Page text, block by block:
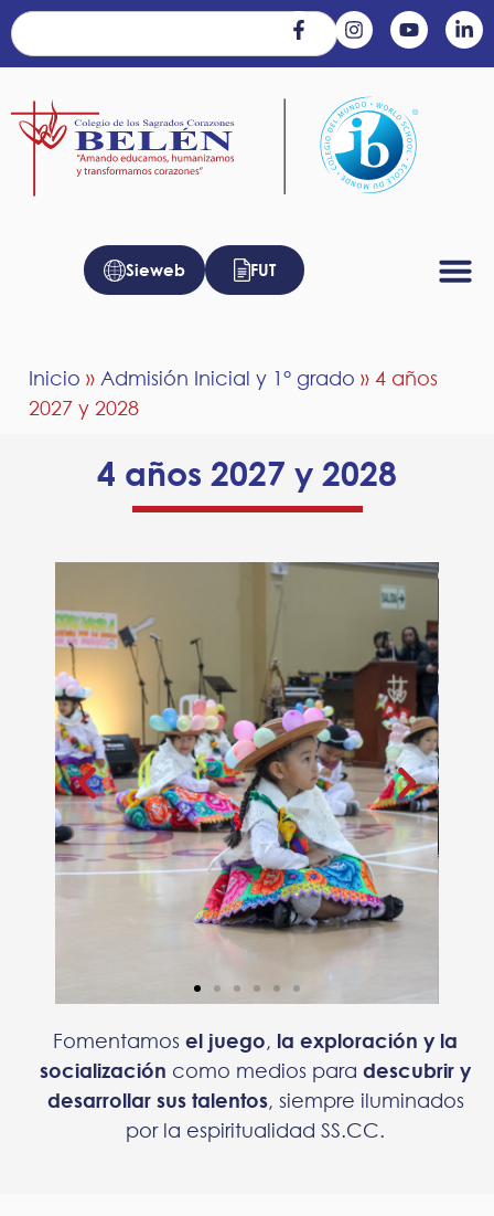
Sieweb FUT
Inicio » Admisión Inicial y 1° grado » 4 años
2027 y 2028
4 años 2027 y 2028
Fomentamosel juego, la exploración y la
socialización como medios para descubrir y
desarrollar sus talentos, siempre iluminados
por la espiritualidad SS.CC.